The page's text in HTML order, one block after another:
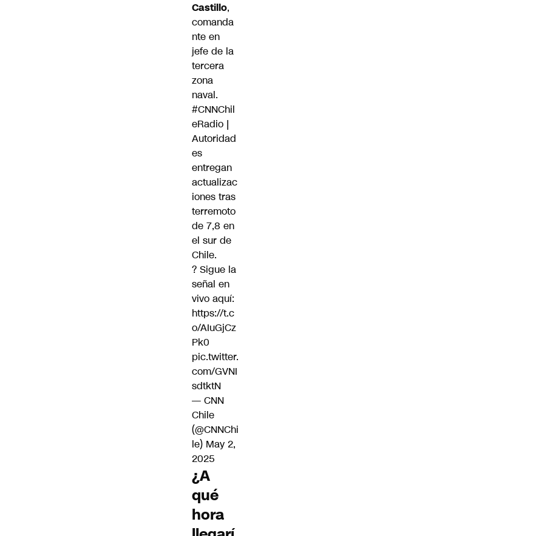
Castillo,
comanda
nte en
jefe de la
tercera
zona
naval.
#CNNChil
eRadio |
Autoridad
es
entregan
actualizac
iones tras
terremoto
de 7,8 en
el sur de
Chile.
? Sigue la
señal en
vivo aquí:
https://t.c
o/AIuGjCz
Pk0
pic.twitter.
com/GVNI
sdtktN
— CNN
Chile
(@CNNChi
le) May 2,
2025
¿A
qué
hora